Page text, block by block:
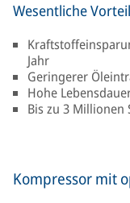
Wesentliche
Jahr
Geringerer
Hohe
Bis zu 3 Millionen
Kompressor mit